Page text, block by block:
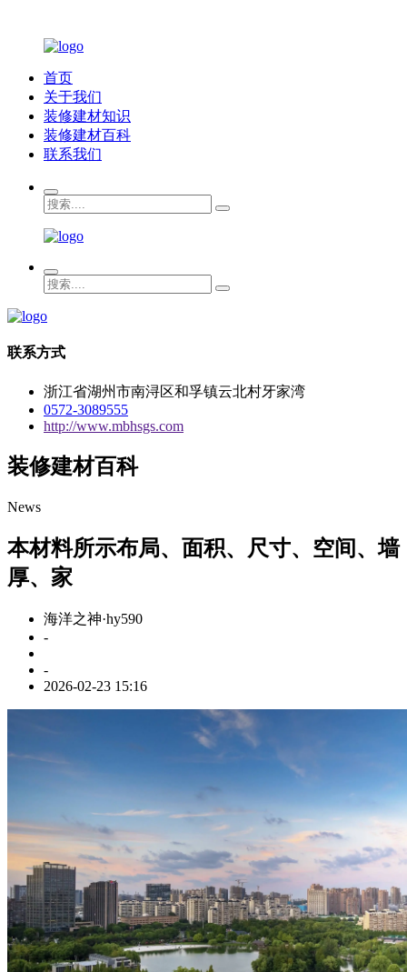
首页
关于我们
装修建材知识
装修建材百科
联系我们
联系方式
浙江省湖州市南浔区和孚镇云北村牙家湾
0572-3089555
http://www.mbhsgs.com
装修建材百科
News
本材料所示布局、面积、尺寸、空间、墙
厚、家
海洋之神·hy590
-
-
2026-02-23 15:16